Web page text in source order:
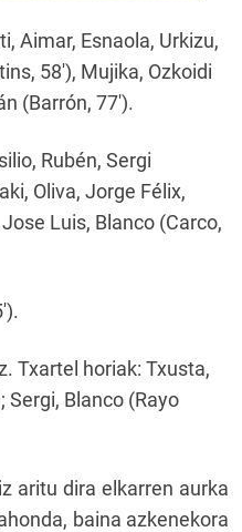
Aimar, Esnaola, Urkizu,
58'), Mujika, Ozkoidi
(Barrón, 77').
Rubén, Sergi
Oliva, Jorge Félix,
Luis, Blanco (Carco,
Txartel horiak: Txusta,
Sergi, Blanco (Rayo
aritu dira elkarren aurka
baina azkenekora